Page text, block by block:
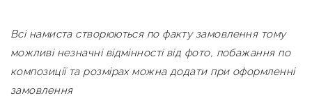
Всі намиста створюються по факту замовлення тому
можливі незначні відмінності від фото, побажання по
композиції та розмірах можна додати при оформленні
замовлення